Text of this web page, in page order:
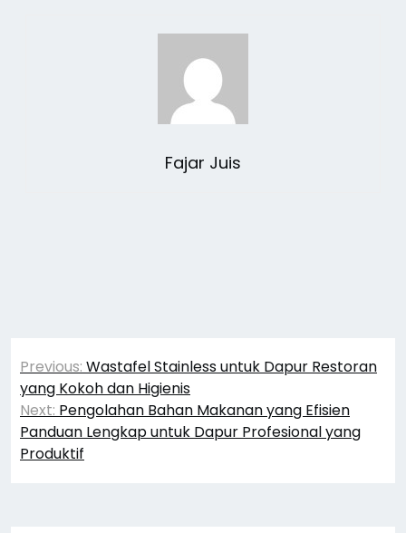
Fajar Juis
pos
Previous: Wastafel Stainless untuk Dapur Restoran
yang Kokoh dan Higienis
Next: Pengolahan Bahan Makanan yang Efisien
Panduan Lengkap untuk Dapur Profesional yang
Produktif